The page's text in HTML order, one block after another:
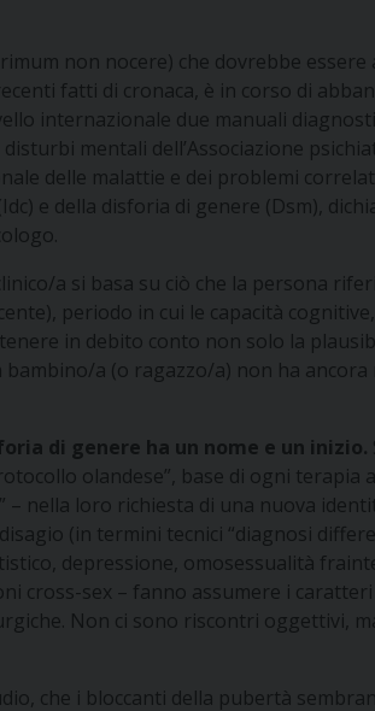
non nocere) che dovrebbe
fatti di cronaca, è in corso di
internazionale due manuali
mentali dell’Associazione
delle malattie e dei problemi
e della disforia di genere (Dsm),
a si basa su ciò che la persona
periodo in cui le capacità
in debito conto non solo la
a (o ragazzo/a) non ha
di genere ha un nome e un inizio.
olandese”, base di ogni
nella loro richiesta di una nuova
(in termini tecnici “diagnosi
depressione, omosessualità
cross-sex – fanno assumere i
Non ci sono riscontri oggettivi,
che i bloccanti della pubertà